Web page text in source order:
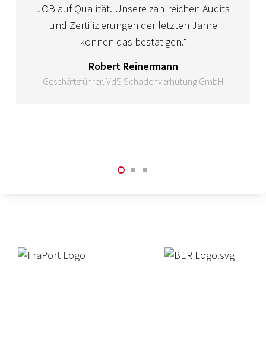
JOB auf Qualität. Unsere zahlreichen Audits
und Zertifizierungen der letzten Jahre
können das bestätigen.“
Robert Reinermann
Geschäftsführer, VdS Schadenverhütung GmbH